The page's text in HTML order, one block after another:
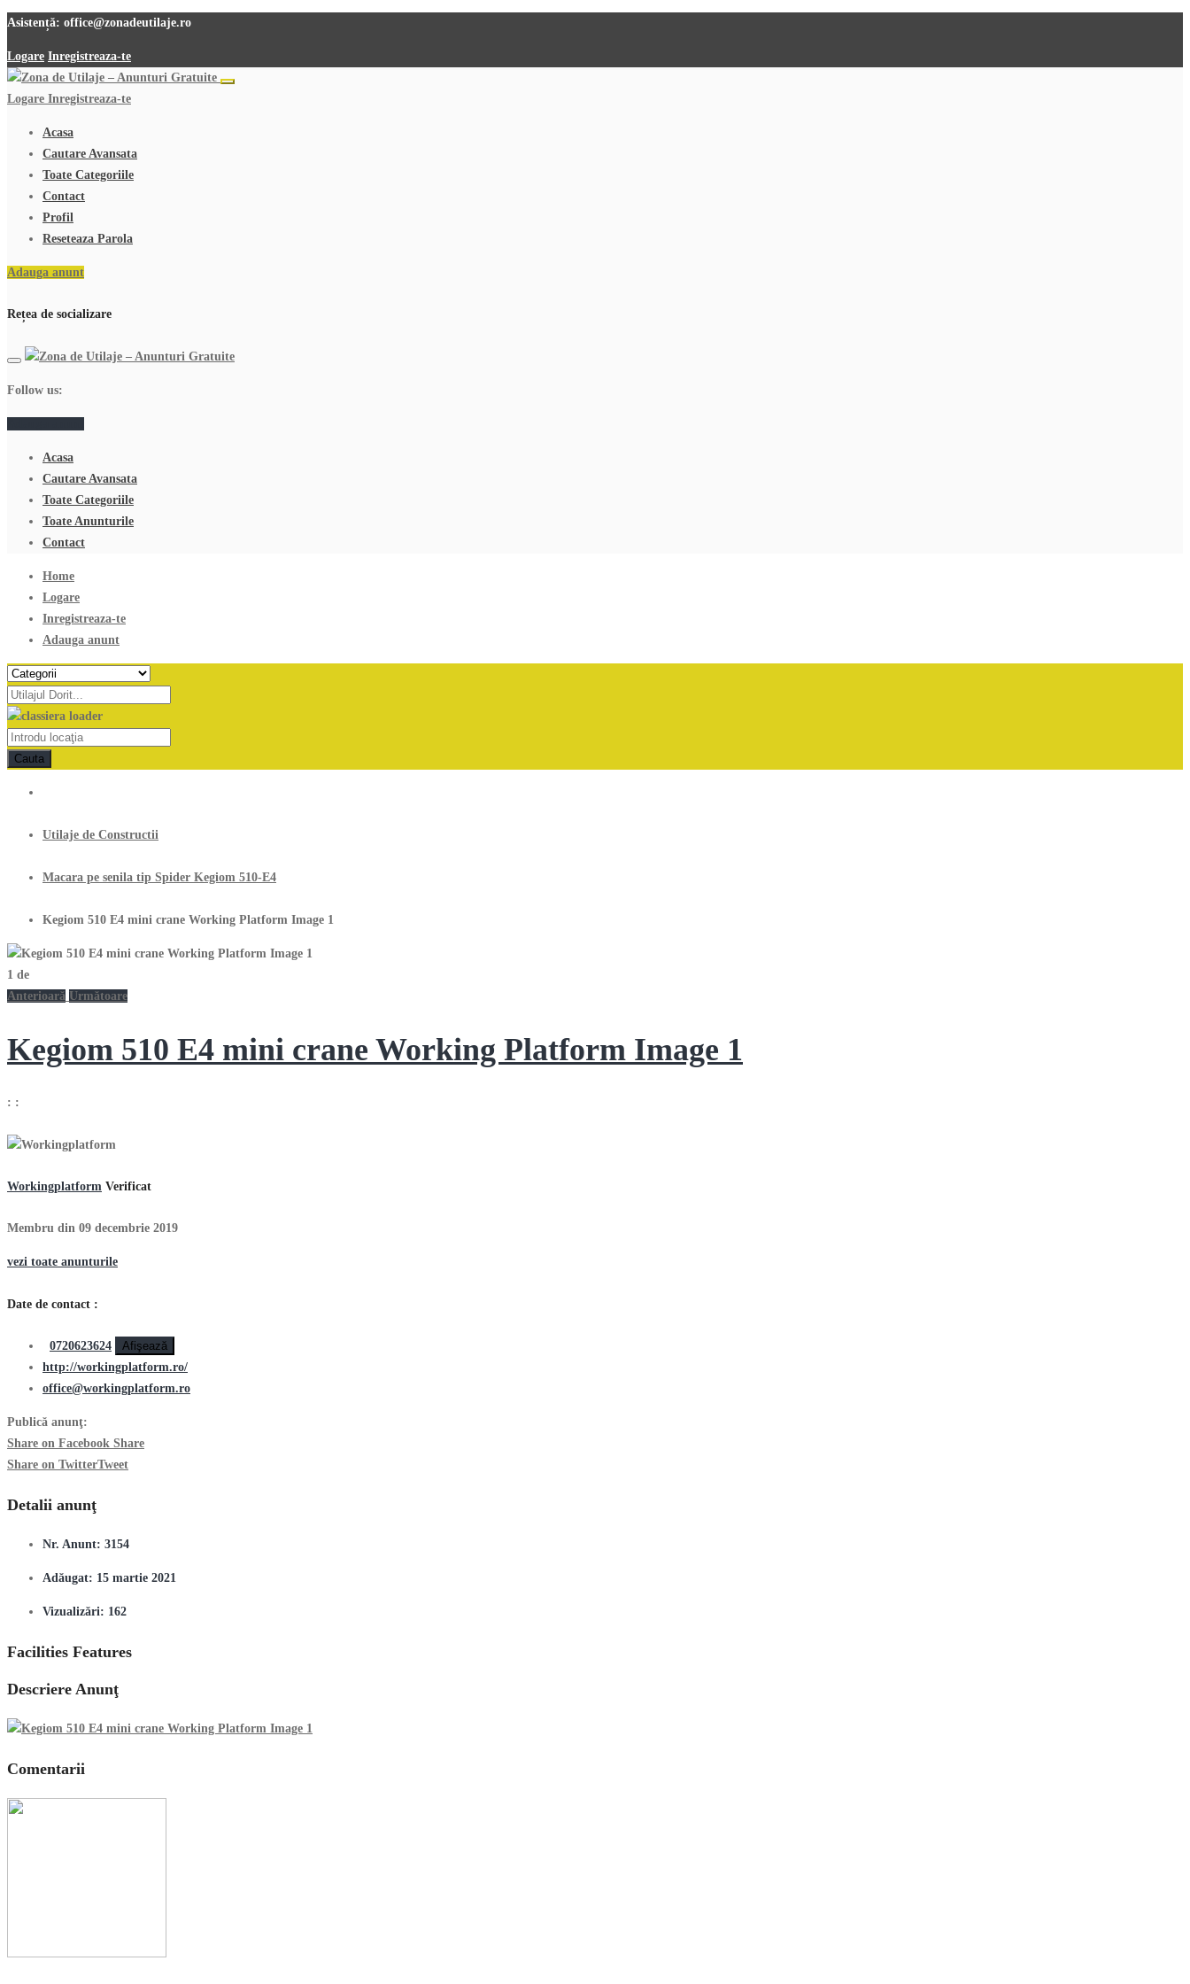
Asistență: office@zonadeutilaje.ro
Logare Inregistreaza-te
Logare Inregistreaza-te
Acasa
Cautare Avansata
Toate Categoriile
Contact
Profil
Reseteaza Parola
Adauga anunt
Rețea de socializare
Follow us:
Acasa
Cautare Avansata
Toate Categoriile
Toate Anunturile
Contact
Home
Logare
Inregistreaza-te
Adauga anunt
Cauta
Utilaje de Constructii
Macara pe senila tip Spider Kegiom 510-E4
Kegiom 510 E4 mini crane Working Platform Image 1
1 de
Anterioară Următoare
Kegiom 510 E4 mini crane Working Platform Image 1
: :
Workingplatform Verificat
Membru din 09 decembrie 2019
vezi toate anunturile
Date de contact :
0720623624
Afişează
http://workingplatform.ro/
office@workingplatform.ro
Publică anunţ:
Share on Facebook Share
Share on TwitterTweet
Detalii anunţ
Nr. Anunt: 3154
Adăugat: 15 martie 2021
Vizualizări: 162
Facilities Features
Descriere Anunţ
Comentarii